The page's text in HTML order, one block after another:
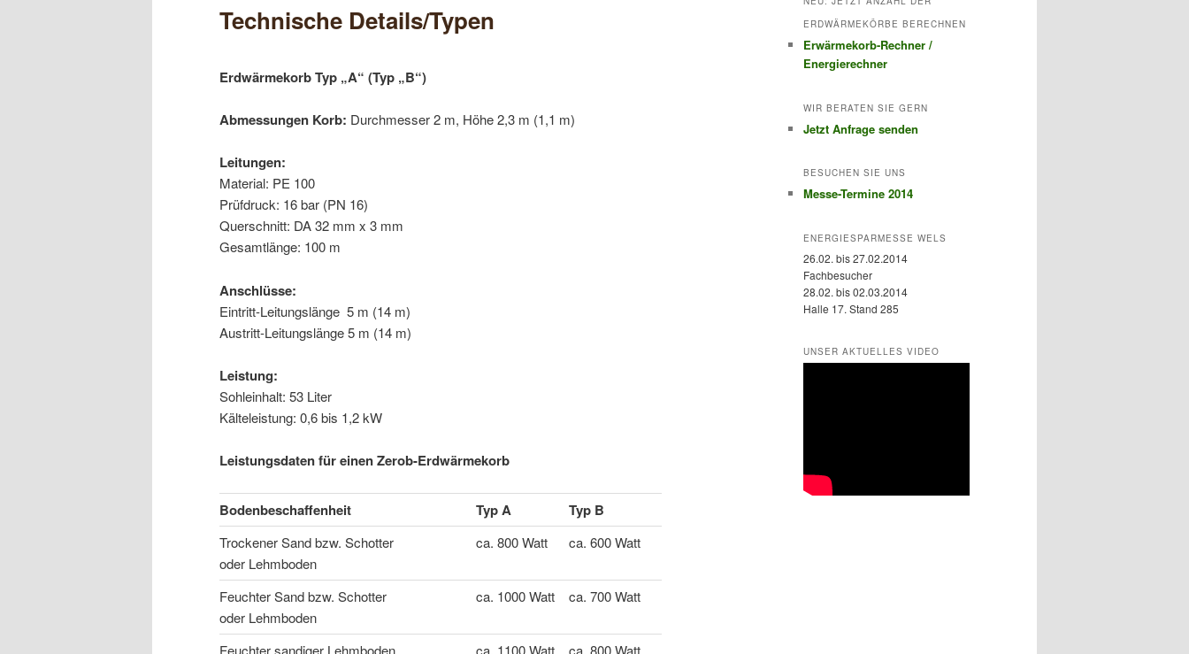
Technische Details/Typen
Erdwärmekorb Typ „A“ (Typ „B“)
Abmessungen Korb: Durchmesser 2 m, Höhe 2,3 m (1,1 m)
Leitungen:
Material: PE 100
Prüfdruck: 16 bar (PN 16)
Querschnitt: DA 32 mm x 3 mm
Gesamtlänge: 100 m
Anschlüsse:
Eintritt-Leitungslänge 5 m (14 m)
Austritt-Leitungslänge 5 m (14 m)
Leistung:
Sohleinhalt: 53 Liter
Kälteleistung: 0,6 bis 1,2 kW
Leistungsdaten für einen Zerob-Erdwärmekorb
Bodenbeschaffenheit Typ A Typ B
Trockener Sand bzw. Schotter
oder Lehmboden
ca. 800 Watt ca. 600 Watt
Feuchter Sand bzw. Schotter
oder Lehmboden
ca. 1000 Watt ca. 700 Watt
Feuchter sandiger Lehmboden
ca. 1100 Watt ca. 800 Watt
ERDWÄRMEKÖRBE BERECHNEN
Erwärmekorb-Rechner /
Energierechner
WIR BERATEN SIE GERN
Jetzt Anfrage senden
BESUCHEN SIE UNS
Messe-Termine 2014
ENERGIESPARMESSE WELS
26.02. bis 27.02.2014
Fachbesucher
28.02. bis 02.03.2014
Halle 17. Stand 285
UNSER AKTUELLES VIDEO